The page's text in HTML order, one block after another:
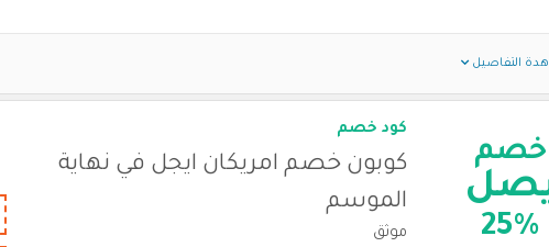
التفاصيل
خصم
25%
كود خصم
كوبون خصم امريكان ايجل في نهاية
الموسم
موثق